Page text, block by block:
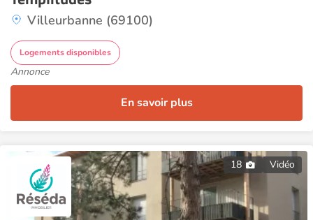
Villeurbanne (69100)
Logements disponibles
Annonce
En savoir plus
18 Vidéo